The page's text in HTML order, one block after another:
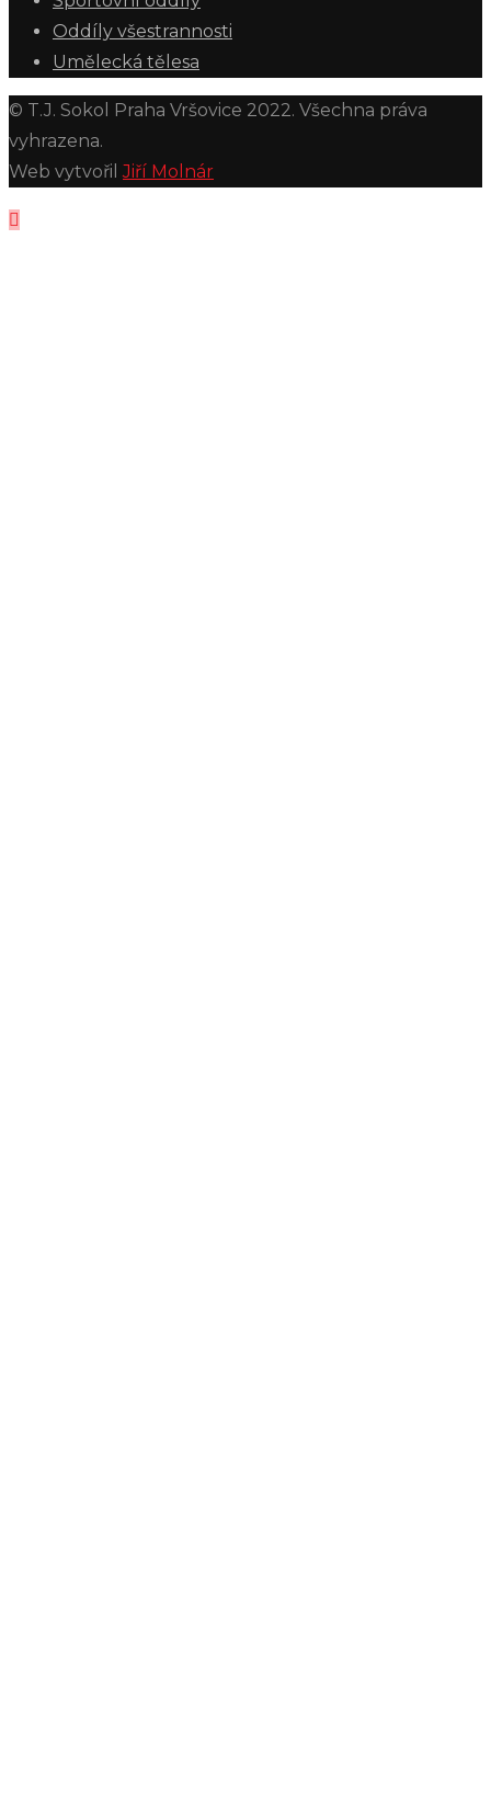
Oddíly všestrannosti
Umělecká tělesa
© T.J. Sokol Praha Vršovice 2022. Všechna práva
vyhrazena.
Web vytvořilJiří Molnár